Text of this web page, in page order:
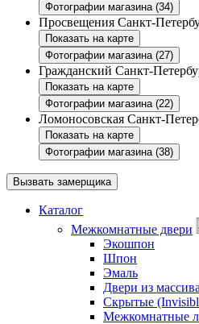
Фотографии магазина (34)
Просвещения Санкт-
Показать на карте
Фотографии магазина (27)
Гражданский Санкт-
Показать на карте
Фотографии магазина (22)
Ломоносовская Санкт-
Показать на карте
Фотографии магазина (38)
Вызвать замерщика
Каталог
Межкомнатные двери
Экошпон
Шпон
Эмаль
Двери из массива
Скрытые
Межкомнатные